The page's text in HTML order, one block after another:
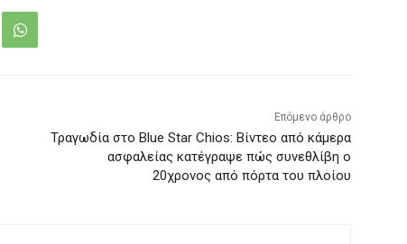
Επόμενο άρθρο
Τραγωδία στο Blue Star Chios: Βίντεο από κάμερα
ασφαλείας κατέγραψε πώς συνεθλίβη ο
20χρονος από πόρτα του πλοίου